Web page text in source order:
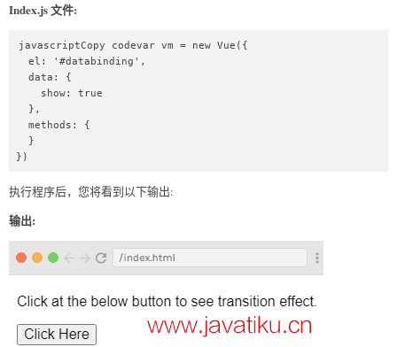
        <p v-show="show">
src="https://www.flowerpower.com.au/media/catalog/product/
image/287189f77f/love-you-rose.jpg"
style="width:100px;height:100px;" />
        </p>
      </transition>
    </div>
    <script src="index.js"></script>
  </body>
Index.js 文件:
javascriptCopy codevar vm = new Vue({
})
执行程序后，您将看到以下输出:
输出: